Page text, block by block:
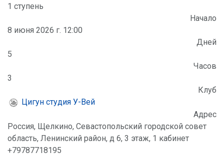
1 ступень
Начало
8 июня 2026 г. 12:00
Дней
5
Часов
3
Клуб
Цигун студия У-Вей
Адрес
Россия, Щелкино, Севастопольский городской совет
область, Ленинский район, д 6, 3 этаж, 1 кабинет
+79787718195